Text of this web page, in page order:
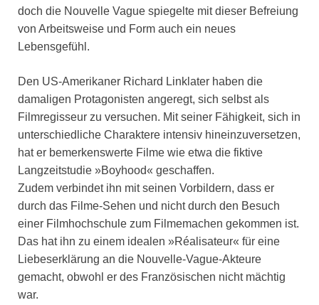
doch die Nouvelle Vague spiegelte mit dieser Befreiung
von Arbeitsweise und Form auch ein neues
Lebensgefühl.
Den US-Amerikaner Richard Linklater haben die
damaligen Protagonisten angeregt, sich selbst als
Filmregisseur zu versuchen. Mit seiner Fähigkeit, sich in
unterschiedliche Charaktere intensiv hineinzuversetzen,
hat er bemerkenswerte Filme wie etwa die fiktive
Langzeitstudie »Boyhood« geschaffen.
Zudem verbindet ihn mit seinen Vorbildern, dass er
durch das Filme-Sehen und nicht durch den Besuch
einer Filmhochschule zum Filmemachen gekommen ist.
Das hat ihn zu einem idealen »Réalisateur« für eine
Liebeserklärung an die Nouvelle-Vague-Akteure
gemacht, obwohl er des Französischen nicht mächtig
war.